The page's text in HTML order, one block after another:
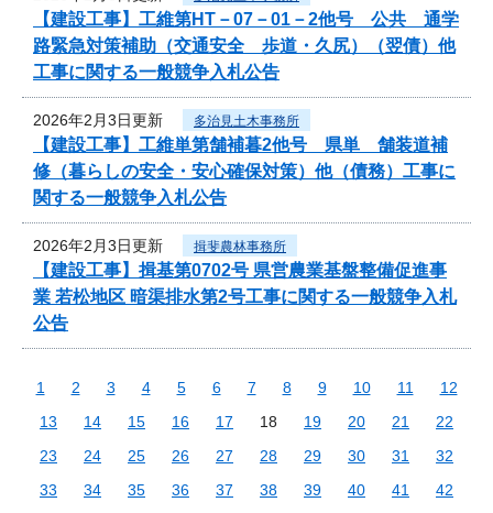
【建設工事】工維第HT－07－01－2他号 公共 通学
路緊急対策補助（交通安全 歩道・久尻）（翌債）他
工事に関する一般競争入札公告
2026年2月3日更新 多治見土木事務所
【建設工事】工維単第舗補暮2他号 県単 舗装道補
修（暮らしの安全・安心確保対策）他（債務）工事に
関する一般競争入札公告
2026年2月3日更新 揖斐農林事務所
【建設工事】揖基第0702号 県営農業基盤整備促進事
業 若松地区 暗渠排水第2号工事に関する一般競争入札
公告
1 2 3 4 5 6 7 8 9 10 11
12
13
14 15 16 17 18 19 20 21
22
23
24 25 26 27 28 29 30 31
32
33
34 35 36 37 38 39 40 41
42